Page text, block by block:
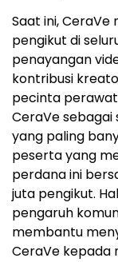
Saat ini, CeraVe
pengikut di
penayangan
kontribusi
pecinta
CeraVe
yang paling
peserta yang
perdana ini
juta pengikut.
pengaruh
membantu
CeraVe kepada